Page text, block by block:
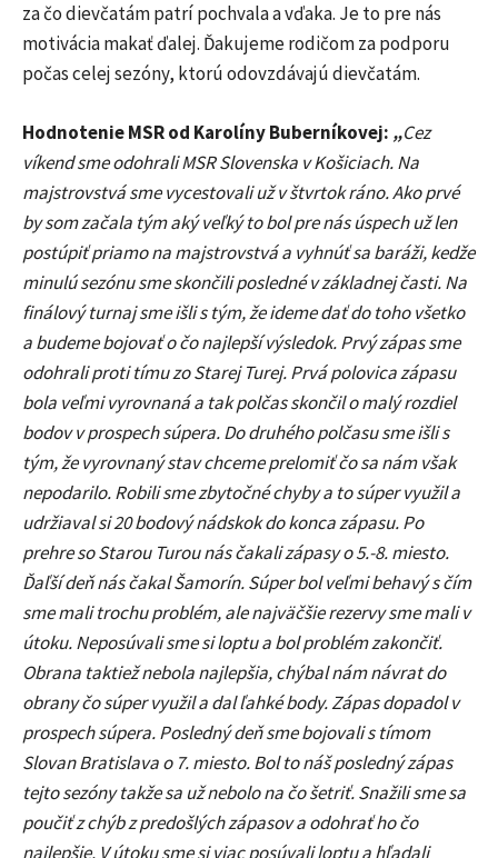
za čo dievčatám patrí pochvala a vďaka. Je to pre nás
motivácia makať ďalej. Ďakujeme rodičom za podporu
počas celej sezóny, ktorú odovzdávajú dievčatám.
Hodnotenie MSR od Karolíny Buberníkovej: „Cez
víkend sme odohrali MSR Slovenska v Košiciach. Na
majstrovstvá sme vycestovali už v štvrtok ráno. Ako prvé
by som začala tým aký veľký to bol pre nás úspech už len
postúpiť priamo na majstrovstvá a vyhnúť sa baráži, kedže
minulú sezónu sme skončili posledné v základnej časti. Na
finálový turnaj sme išli s tým, že ideme dať do toho všetko
a budeme bojovať o čo najlepší výsledok. Prvý zápas sme
odohrali proti tímu zo Starej Turej. Prvá polovica zápasu
bola veľmi vyrovnaná a tak polčas skončil o malý rozdiel
bodov v prospech súpera. Do druhého polčasu sme išli s
tým, že vyrovnaný stav chceme prelomiť čo sa nám však
nepodarilo. Robili sme zbytočné chyby a to súper využil a
udržiaval si 20 bodový nádskok do konca zápasu. Po
prehre so Starou Turou nás čakali zápasy o 5.-8. miesto.
Ďaľší deň nás čakal Šamorín. Súper bol veľmi behavý s čím
sme mali trochu problém, ale najväčšie rezervy sme mali v
útoku. Neposúvali sme si loptu a bol problém zakončiť.
Obrana taktiež nebola najlepšia, chýbal nám návrat do
obrany čo súper využil a dal ľahké body. Zápas dopadol v
prospech súpera. Posledný deň sme bojovali s tímom
Slovan Bratislava o 7. miesto. Bol to náš posledný zápas
tejto sezóny takže sa už nebolo na čo šetriť. Snažili sme sa
poučiť z chýb z predošlých zápasov a odohrať ho čo
najlepšie. V útoku sme si viac posúvali loptu a hľadali